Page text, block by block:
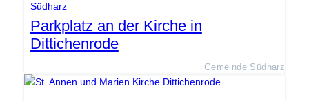
Südharz
Parkplatz an der Kirche in
Dittichenrode
Gemeinde Südharz